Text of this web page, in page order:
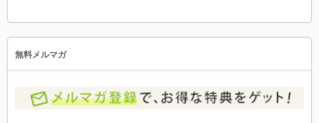
無料メルマガ